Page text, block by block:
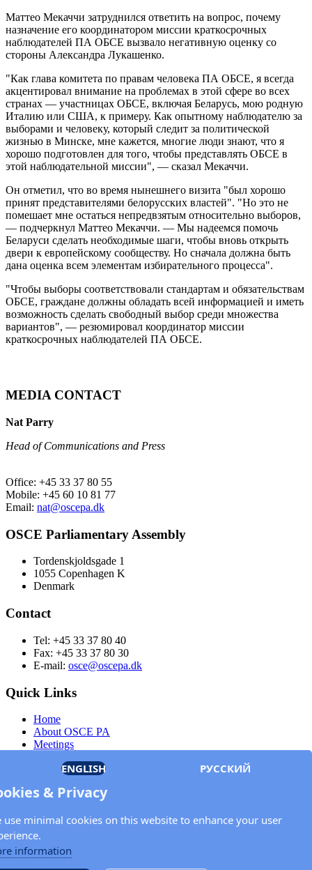
Маттео Мекаччи затруднился ответить на вопрос, почему
назначение его координатором миссии краткосрочных
наблюдателей ПА ОБСЕ вызвало негативную оценку со
стороны Александра Лукашенко.
"Как глава комитета по правам человека ПА ОБСЕ, я всегда
акцентировал внимание на проблемах в этой сфере во всех
странах — участницах ОБСЕ, включая Беларусь, мою родную
Италию или США, к примеру. Как опытному наблюдателю за
выборами и человеку, который следит за политической
жизнью в Минске, мне кажется, многие люди знают, что я
хорошо подготовлен для того, чтобы представлять ОБСЕ в
этой наблюдательной миссии", — сказал Мекаччи.
Он отметил, что во время нынешнего визита "был хорошо
принят представителями белорусских властей". "Но это не
помешает мне остаться непредвзятым относительно выборов,
— подчеркнул Маттео Мекаччи. — Мы надеемся помочь
Беларуси сделать необходимые шаги, чтобы вновь открыть
двери к европейскому сообществу. Но сначала должна быть
дана оценка всем элементам избирательного процесса".
"Чтобы выборы соответствовали стандартам и обязательствам
ОБСЕ, граждане должны обладать всей информацией и иметь
возможность сделать свободный выбор среди множества
вариантов", — резюмировал координатор миссии
краткосрочных наблюдателей ПА ОБСЕ.
MEDIA CONTACT
Nat Parry
Head of Communications and Press
Office: +45 33 37 80 55
Mobile: +45 60 10 81 77
Email: nat@oscepa.dk
OSCE Parliamentary Assembly
Tordenskjoldsgade 1
1055 Copenhagen K
Denmark
Contact
Tel: +45 33 37 80 40
Fax: +45 33 37 80 30
E-mail: osce@oscepa.dk
Quick Links
Home
About OSCE PA
Meetings
Documents
Privacy Policy
Keep in touch with the OSCE Parliamentary
Assembly!
ENGLISH РУССКИЙ
& Privacy
use minimal cookies on this website to enhance your user
information